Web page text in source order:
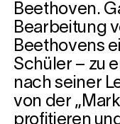
Beethoven.
Bearbeitung
Beethovens
Schüler – zu
nach seiner
von der
profitieren